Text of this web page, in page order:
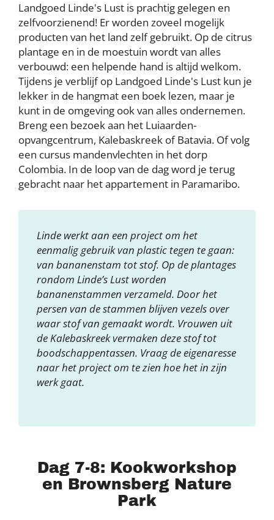
Landgoed Linde's Lust is prachtig gelegen en
zelfvoorzienend! Er worden zoveel mogelijk
producten van het land zelf gebruikt. Op de citrus
plantage en in de moestuin wordt van alles
verbouwd: een helpende hand is altijd welkom.
Tijdens je verblijf op Landgoed Linde's Lust kun je
lekker in de hangmat een boek lezen, maar je
kunt in de omgeving ook van alles ondernemen.
Breng een bezoek aan het Luiaarden-
opvangcentrum, Kalebaskreek of Batavia. Of volg
een cursus mandenvlechten in het dorp
Colombia. In de loop van de dag word je terug
gebracht naar het appartement in Paramaribo.
Linde werkt aan een project om het
eenmalig gebruik van plastic tegen te gaan:
van bananenstam tot stof. Op de plantages
rondom Linde’s Lust worden
bananenstammen verzameld. Door het
persen van de stammen blijven vezels over
waar stof van gemaakt wordt. Vrouwen uit
de Kalebaskreek vermaken deze stof tot
boodschappentassen. Vraag de eigenaresse
naar het project om te zien hoe het in zijn
werk gaat.
Dag 7-8: Kookworkshop
en Brownsberg Nature
Park